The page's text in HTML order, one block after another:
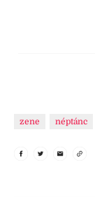
zene néptánc